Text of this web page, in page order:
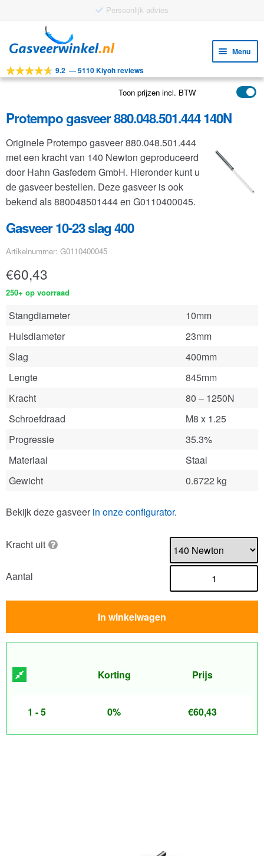
Gratis verzending vanaf €25
door
navigatie
naar
inhoud
Menu
Tools
Toepassingen
Klantenservice
FAQ
9.2 —5110 Kiyoh reviews
Toon prijzen incl. BTW
Protempo gasveer 880.048.501.444 140N
Originele Protempo gasveer 880.048.501.444
met een kracht van 140 Newton geproduceerd
door Hahn Gasfedern GmbH. Hieronder kunt u
de gasveer bestellen. Deze gasveer is ook
bekend als 880048501444 en G0110400045.
Gasveer 10-23 slag 400
Artikelnummer: G0110400045
€60,43
250+ op voorraad
Stangdiameter
10mm
Huisdiameter
23mm
Slag
400mm
Lengte
845mm
Kracht
80 – 1250N
Schroefdraad
M8 x 1.25
Progressie
35.3%
Materiaal
Staal
Gewicht
0.6722 kg
Bekijk deze gasveer in onze configurator.
Kracht uit
Aantal
In winkelwagen
Korting Prijs
1 - 5 0% €60,43